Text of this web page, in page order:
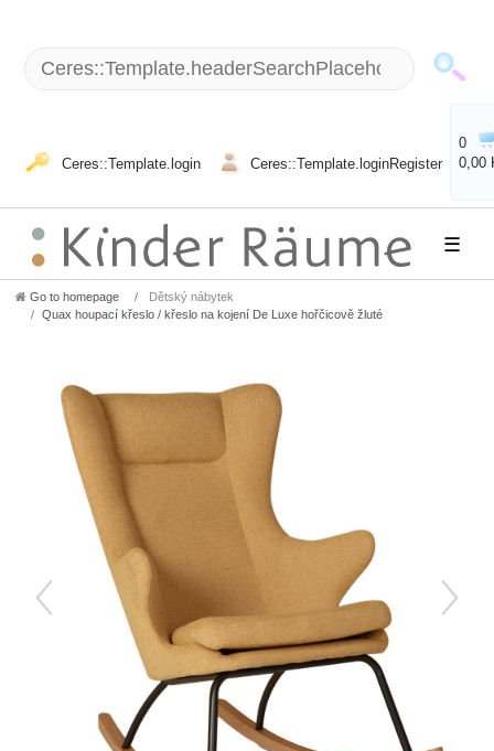
Ceres::Template.login Ceres::Template.loginRegister
0
0,00
☰
Go to homepage
Dětský nábytek
Quax houpací křeslo / křeslo na kojení De Luxe hořčicově žluté